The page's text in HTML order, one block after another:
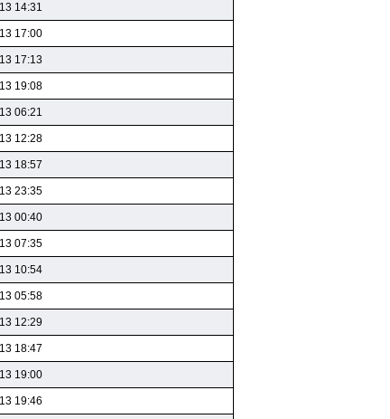
14:31
17:00
17:13
19:08
06:21
12:28
18:57
23:35
00:40
07:35
10:54
05:58
12:29
18:47
19:00
19:46